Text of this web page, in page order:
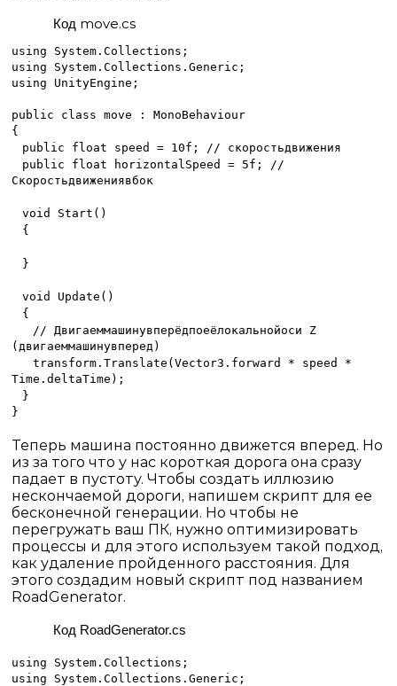
Код move.cs
using System.Collections;
using System.Collections.Generic;
using UnityEngine;
public class move : MonoBehaviour
{
public float speed = 10f; // скоростьдвижения
public float horizontalSpeed = 5f; //
Скоростьдвижениявбок
void Start()
{
}
void Update()
{
// Двигаеммашинувперёдпоеёлокальнойоси Z
( двигаеммашинувперед )
transform.Translate(Vector3.forward * speed *
Time.deltaTime);
}
}
Теперь машина постоянно движется вперед. Но
из за того что у нас короткая дорога она сразу
падает в пустоту. Чтобы создать иллюзию
нескончаемой дороги, напишем скрипт для ее
бесконечной генерации. Но чтобы не
перегружать ваш ПК, нужно оптимизировать
процессы и для этого используем такой подход,
как удаление пройденного расстояния. Для
этого создадим новый скрипт под названием
RoadGenerator.
Код RoadGenerator.cs
using System.Collections;
using System.Collections.Generic;